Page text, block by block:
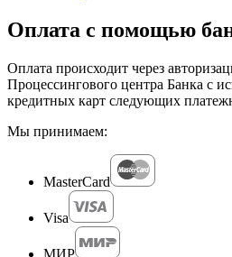
Оплата с помощью
Оплата происходит через
Процессингового центра Банка с
кредитных карт следующих
Мы принимаем:
MasterCard
Visa
МИР